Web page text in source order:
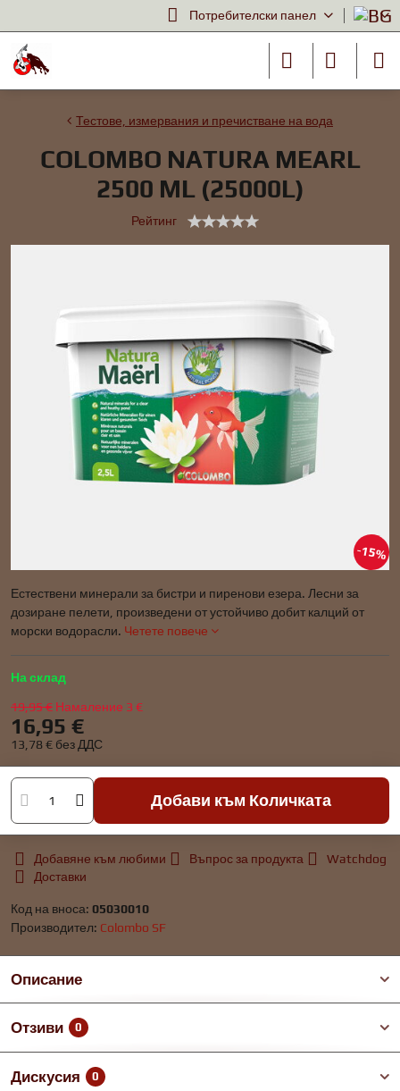
Потребителски панел
15%
Тестове, измервания и пречистване на вода
COLOMBO NATURA MEARL
2500 ML (25000L)
Рейтинг
Естествени минерали за бистри и пиренови езера. Лесни за
дозиране пелети, произведени от устойчиво добит калций от
морски водорасли. Четете повече
На склад
19,95 € Намаление 3 €
16,95 €
13,78 € без ДДС
Добави към Количката
Добавяне към любими Въпрос за продукта
Watchdog
Доставки
Код на вноса: 05030010
Производител: Colombo SF
Описание
Отзиви 0
Дискусия 0